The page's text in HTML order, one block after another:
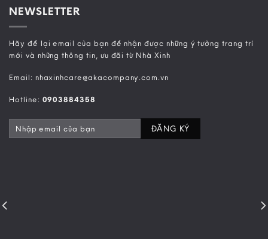
NEWSLETTER
Hãy để lại email của bạn để nhận được những ý tưởng trang trí
mới và những thông tin, ưu đãi từ Nhà Xinh
Email: nhaxinhcare@akacompany.com.vn
Hotline: 0903884358